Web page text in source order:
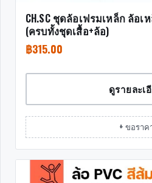
CH.SC ชุดล้อเฟรมเหล็ก ล้อเ
(ครบทั้งชุดเสื้อ+ล้อ)
฿315.00
ดูรายละเ
+ ขอราค